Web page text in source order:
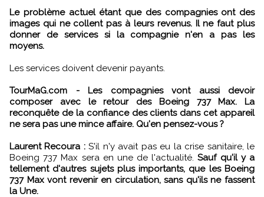
Le problème actuel étant que des compagnies ont des
images qui ne collent pas à leurs revenus. Il ne faut plus
donner de services si la compagnie n'en a pas les
moyens.
Les services doivent devenir payants.
TourMaG.com - Les compagnies vont aussi devoir
composer avec le retour des Boeing 737 Max. La
reconquête de la confiance des clients dans cet appareil
ne sera pas une mince affaire. Qu'en pensez-vous ?
Laurent Recoura :S'il n'y avait pas eu la crise sanitaire, le
Boeing 737 Max sera en une de l'actualité.Sauf qu'il y a
tellement d'autres sujets plus importants, que les Boeing
737 Max vont revenir en circulation, sans qu'ils ne fassent
la Une.